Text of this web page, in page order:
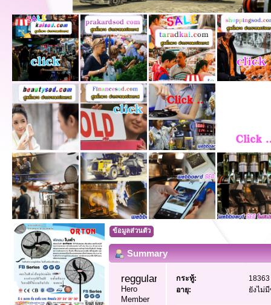
ข้อมูลส่วนตัว
Summary
reggularpost88
Hero
Member
กระทู้:
อายุ:
ยังไม่